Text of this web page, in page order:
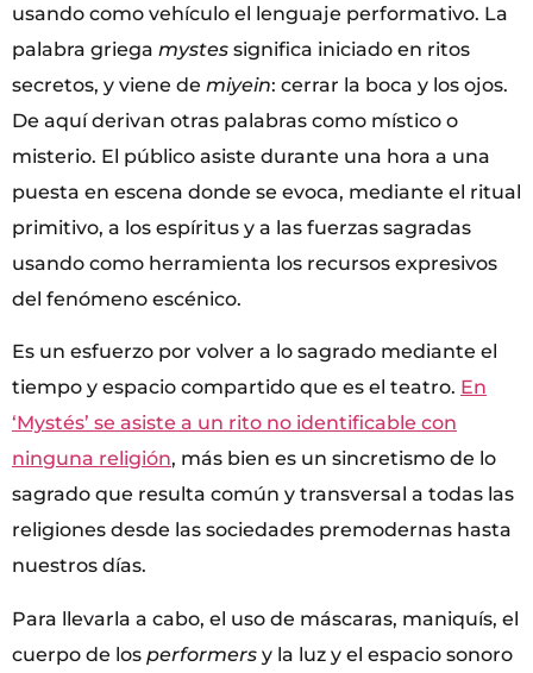
usando como vehículo el lenguaje performativo. La
palabra griega mystes significa iniciado en ritos
secretos, y viene de miyein: cerrar la boca y los ojos.
De aquí derivan otras palabras como místico o
misterio. El público asiste durante una hora a una
puesta en escena donde se evoca, mediante el ritual
primitivo, a los espíritus y a las fuerzas sagradas
usando como herramienta los recursos expresivos
del fenómeno escénico.
Es un esfuerzo por volver a lo sagrado mediante el
tiempo y espacio compartido que es el teatro. En
‘Mystés’ se asiste a un rito no identificable con
ninguna religión, más bien es un sincretismo de lo
sagrado que resulta común y transversal a todas las
religiones desde las sociedades premodernas hasta
nuestros días.
Para llevarla a cabo, el uso de máscaras, maniquís, el
cuerpo de los performers y la luz y el espacio sonoro